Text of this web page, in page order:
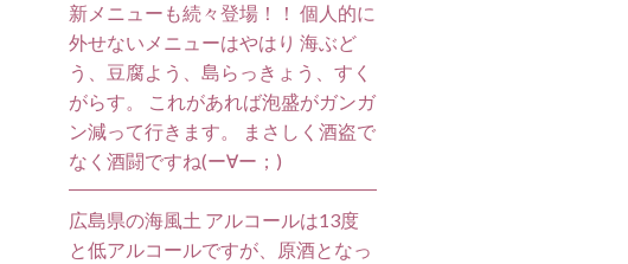
新メニューも続々登場！！ 個人的に
外せないメニューはやはり 海ぶど
う、豆腐よう、島らっきょう、すく
がらす。 これがあれば泡盛がガンガ
ン減って行きます。 まさしく酒盗で
なく酒闘ですね(ー∀ー；)
広島県の海風土 アルコールは13度
と低アルコールですが、原酒となっ